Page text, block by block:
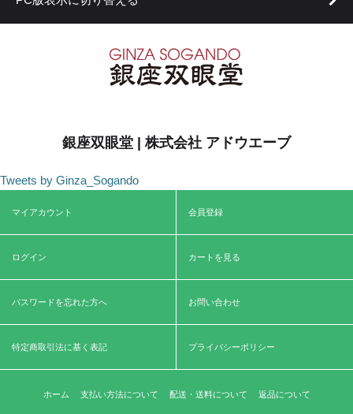
銀座双眼堂 | 株式会社 アドウエーブ
Tweets by Ginza_Sogando
マイアカウント 会員登録
ログイン カートを見る
パスワードを忘れた方へ お問い合わせ
特定商取引法に基く表記 プライバシーポリシー
ホーム 支払い方法について 配送・送料について 返品について